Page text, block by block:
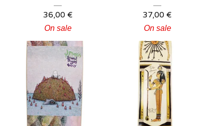
36,00 €
On sale
37,00 €
On sale